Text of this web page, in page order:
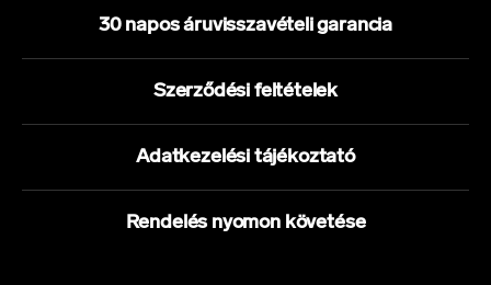
30 napos áruvisszavételi garancia
Szerződési feltételek
Adatkezelési tájékoztató
Rendelés nyomon követése